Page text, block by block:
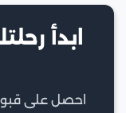
ابدأ
احصل على